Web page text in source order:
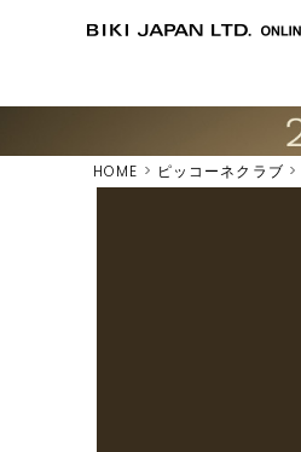
HOME ピッコーネクラブ